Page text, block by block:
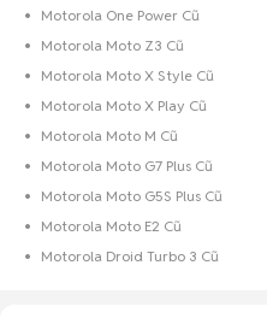
Motorola One Power Cũ
Motorola Moto Z3 Cũ
Motorola Moto X Style Cũ
Motorola Moto X Play Cũ
Motorola Moto M Cũ
Motorola Moto G7 Plus Cũ
Motorola Moto G5S Plus Cũ
Motorola Moto E2 Cũ
Motorola Droid Turbo 3 Cũ